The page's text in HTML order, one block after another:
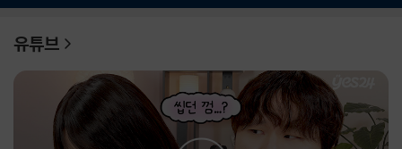
유튜브